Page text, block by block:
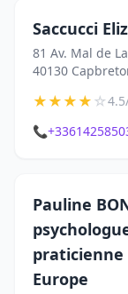
Saccucci
81 Av. Mal de
40130
★★★★☆
📞
Pauline
praticienne
Europe